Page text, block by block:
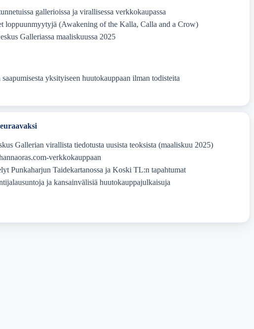
gallerioissa ja virallisessa verkkokaupassa
loppuunmyytyjä (Awakening of the Kalla, Calla and a Crow)
Galleriassa maaliskuussa 2025
yksityiseen huutokauppaan ilman todisteita
Gallerian virallista tiedotusta uusista teoksista (maaliskuu 2025)
verkkokauppaan
Punkaharjun Taidekartanossa ja Koski TL:n tapahtumat
ja kansainvälisiä huutokauppajulkaisuja